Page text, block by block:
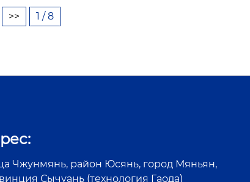
>> 1 / 8
Чжунмянь, район Юсянь, город Мяньян,
Сычуань (технология Гаода)